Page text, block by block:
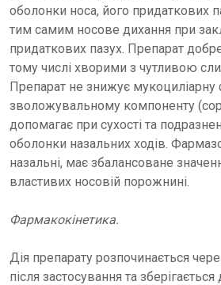
оболонки носа, його придаткових
тим самим носове дихання при
придаткових пазух. Препарат
тому числі хворими з чутливою
Препарат не знижує
зволожувальному компоненту
допомагає при сухості та
оболонки назальних ходів.
назальні, має збалансоване
властивих носовій порожнині.
Фармакокінетика.
Дія препарату розпочинається
після застосування та